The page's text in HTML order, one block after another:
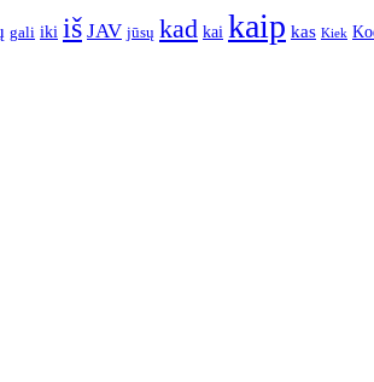
gali iki iš JAV jūsų kad kai kaip kas Kiek